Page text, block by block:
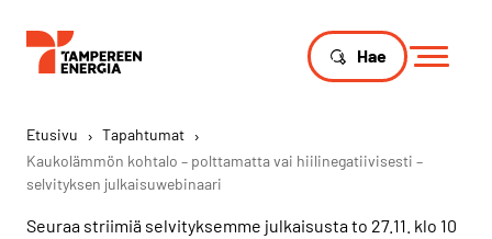
Hae
Etusivu › Tapahtumat ›
Kaukolämmön kohtalo – polttamatta vai hiilinegatiivisesti –
selvityksen julkaisuwebinaari
Seuraa striimiä selvityksemme julkaisusta to 27.11. klo 10